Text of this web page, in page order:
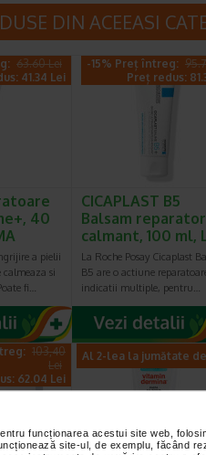
funcționarea acestui site web,
site-ul, de exemplu, făcând
DIN ACEEASI
63.60 Lei
41.34 Lei
40
a pielii
si
fi…
-15% Preț întreg:
Preț redus:
CICAPLAST B5
Balsam reparator
calmant, 100 ml,
La Roche Posay Cicaplast
B5 are o actiune
indicatii multiple, pentru…
103,40
Lei
62.04 Lei
Al 2-lea la jumătate